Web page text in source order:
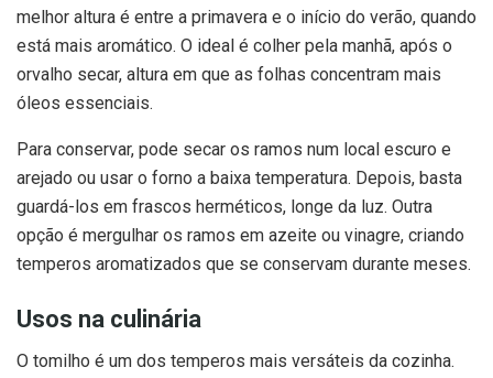
melhor altura é entre a primavera e o início do verão, quando
está mais aromático. O ideal é colher pela manhã, após o
orvalho secar, altura em que as folhas concentram mais
óleos essenciais.
Para conservar, pode secar os ramos num local escuro e
arejado ou usar o forno a baixa temperatura. Depois, basta
guardá-los em frascos herméticos, longe da luz. Outra
opção é mergulhar os ramos em azeite ou vinagre, criando
temperos aromatizados que se conservam durante meses.
Usos na culinária
O tomilho é um dos temperos mais versáteis da cozinha.